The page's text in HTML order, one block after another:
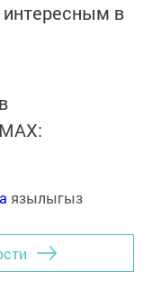
в
язылыгыз